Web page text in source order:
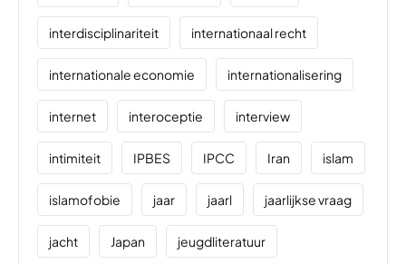
interdisciplinariteit internationaal recht
internationale economie internationalisering
internet interoceptie interview
intimiteit IPBES IPCC Iran islam
islamofobie jaar jaarl jaarlijkse vraag
jacht Japan jeugdliteratuur